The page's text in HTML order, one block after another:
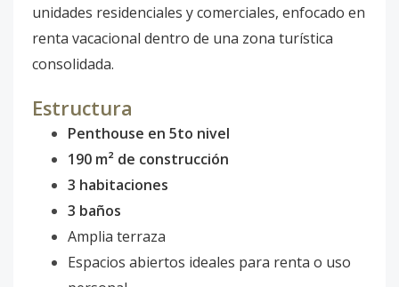
unidades residenciales y comerciales, enfocado en
renta vacacional dentro de una zona turística
consolidada.
Estructura
Penthouse en 5to nivel
190 m² de construcción
3 habitaciones
3 baños
Amplia terraza
Espacios abiertos ideales para renta o uso